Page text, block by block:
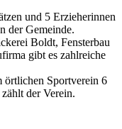
und 5 Erzieherinnen
der Gemeinde.
Boldt, Fensterbau
gibt es zahlreiche
örtlichen Sportverein 6
der Verein.